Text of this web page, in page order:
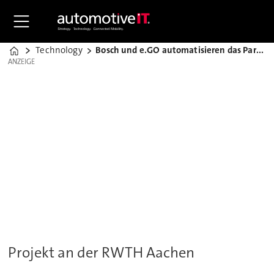
Home
Technology Bosch und e.GO automatisieren das Parken
ANZEIGE
ANZEIGE
Projekt an der RWTH Aachen